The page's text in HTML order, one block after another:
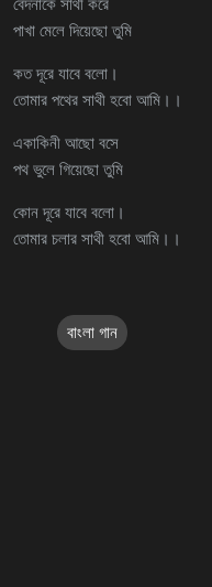
পাখা মেলে দিয়েছো তুমি
কত দূরে যাবে বলো।
তোমার পথের সাথী হবো আমি।।
একাকিনী আছো বসে
পথ ভুলে গিয়েছো তুমি
কোন দূরে যাবে বলো।
তোমার চলার সাথী হবো আমি।।
বাংলা গান